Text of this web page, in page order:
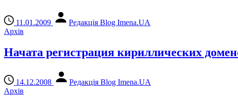
11.01.2009
Редакція Blog Imena.UA
Архів
Начата регистрация кириллических
14.12.2008
Редакція Blog Imena.UA
Архів